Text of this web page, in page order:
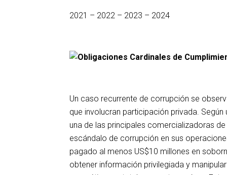
2021 – 2022 – 2023 – 2024
Un caso recurrente de corrupción se
que involucran participación privada.
una de las principales comercializadoras
escándalo de corrupción en sus
pagado al menos US$10 millones en
obtener información privilegiada y